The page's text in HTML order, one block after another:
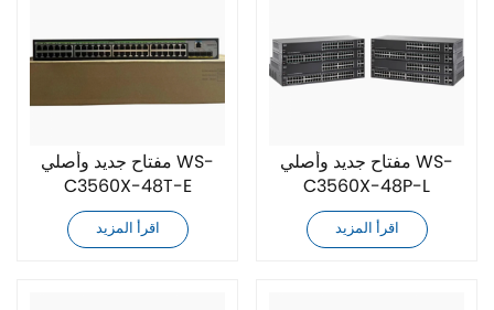
مفتاح جديد وأصلي WS-
C3560X-48T-E
اقرأ المزيد
مفتاح جديد وأصلي WS-
C3560X-48P-L
اقرأ المزيد